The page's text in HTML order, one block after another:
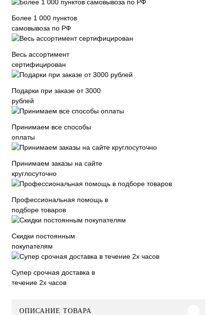
Более 1 000 пунктов
самовывоза по РФ
Весь ассортимент
сертифицирован
Подарки при заказе от 3000
рублей
Принимаем все способы
оплаты
Принимаем заказы на сайте
круглосуточно
Профессиональная помощь в
подборе товаров
Скидки постоянным
покупателям
Супер срочная доставка в
течение 2х часов
ОПИСАНИЕ ТОВАРА